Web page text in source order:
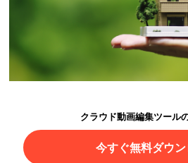
クラウド動画編集ツール
今すぐ無料ダウ